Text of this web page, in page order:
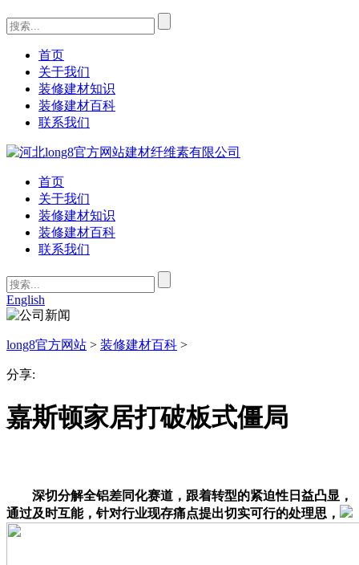
首页
关于我们
装修建材知识
装修建材百科
联系我们
首页
关于我们
装修建材知识
装修建材百科
联系我们
English
long8官方网站 > 装修建材百科 >
分享:
嘉斯顿家居打破板式僵局
深切分解全铝差同化赛道，跟着转型的紧迫性日益凸显，
通过及时互能，针对行业现存痛点提出切实可行的处理思，